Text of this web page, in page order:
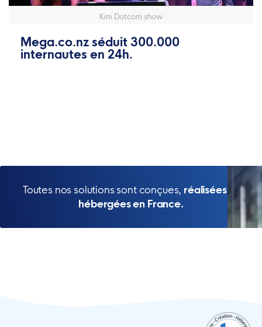
Kim Dotcom show
Mega.co.nz séduit 300.000
internautes en 24h.
Toutes nos solutions sont conçues, réalisées et
hébergées en France.